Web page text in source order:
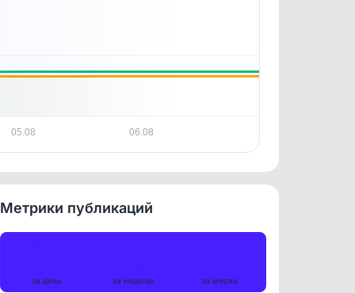
05.08 06.08
Метрики публикаций
за день за неделю за месяц